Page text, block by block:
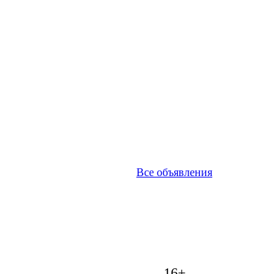
Все объявления